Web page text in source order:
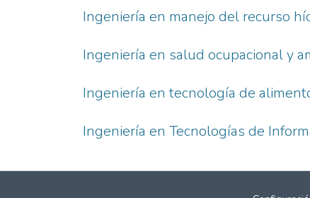
Ingeniería en manejo del recurso
Ingeniería en salud ocupacional y
Ingeniería en tecnología de
Ingeniería en Tecnologías de